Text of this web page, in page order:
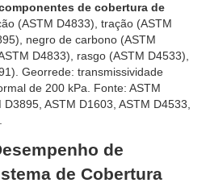
de cobertura de
(ASTM D4833), tração (ASTM
negro de carbono (ASTM
D4833), rasgo (ASTM D4533),
Georrede: transmissividade
de 200 kPa. Fonte: ASTM
ASTM D1603, ASTM D4533,
de
de Cobertura